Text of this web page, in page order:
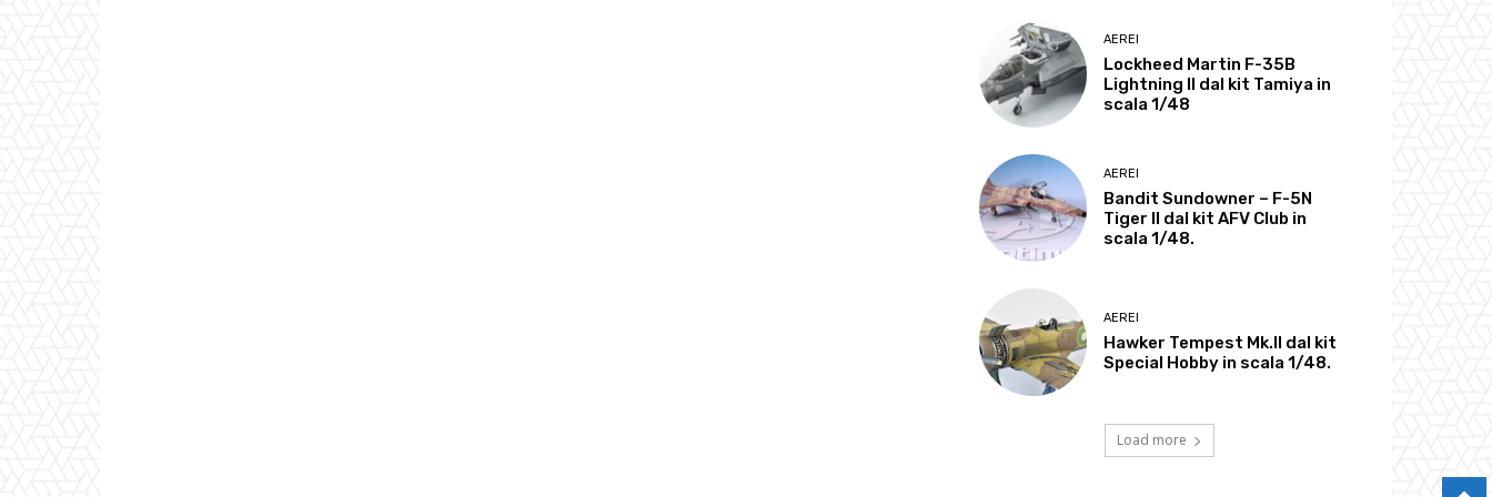
AEREI
Lockheed Martin F-35B
Lightning II dal kit Tamiya in
scala 1/48
AEREI
Bandit Sundowner – F-5N
Tiger II dal kit AFV Club in
scala 1/48.
AEREI
Hawker Tempest Mk.II dal kit
Special Hobby in scala 1/48.
Load more